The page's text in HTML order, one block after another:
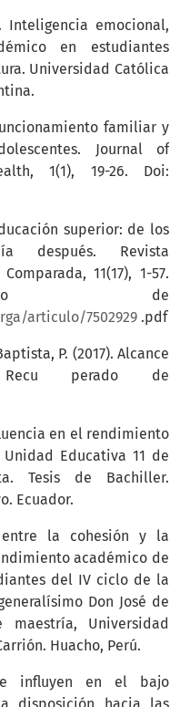
Inteligencia emocional,
en estudiantes
Universidad Católica
familiar y
Journal of
1(1), 19-26. Doi:
superior: de los
después. Revista
11(17), 1-57.
de
articulo/7502929 .pdf
P. (2017). Alcance
perado de
en el rendimiento
Educativa 11 de
Tesis de Bachiller.
Ecuador.
entre la cohesión y la
académico de
del IV ciclo de la
Don José de
maestría, Universidad
Huacho, Perú.
influyen en el bajo